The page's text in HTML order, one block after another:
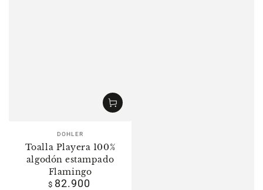
Vendedor:
DOHLER
Toalla Playera 100%
algodón estampado
Flamingo
Precio
$ 82.900